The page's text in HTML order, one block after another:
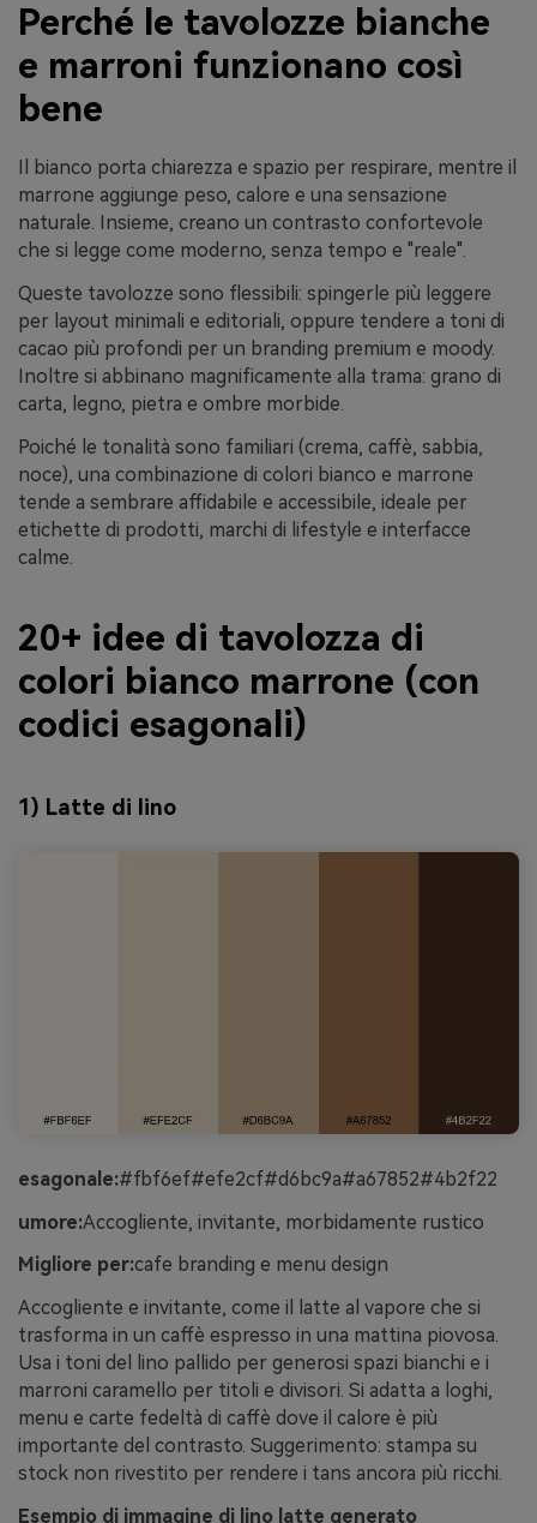
Perché le tavolozze bianche
e marroni funzionano così
bene
Il bianco porta chiarezza e spazio per respirare, mentre il
marrone aggiunge peso, calore e una sensazione
naturale. Insieme, creano un contrasto confortevole
che si legge come moderno, senza tempo e "reale".
Queste tavolozze sono flessibili: spingerle più leggere
per layout minimali e editoriali, oppure tendere a toni di
cacao più profondi per un branding premium e moody.
Inoltre si abbinano magnificamente alla trama: grano di
carta, legno, pietra e ombre morbide.
Poiché le tonalità sono familiari (crema, caffè, sabbia,
noce), una combinazione di colori bianco e marrone
tende a sembrare affidabile e accessibile, ideale per
etichette di prodotti, marchi di lifestyle e interfacce
calme.
20+ idee di tavolozza di
colori bianco marrone (con
codici esagonali)
1) Latte di lino
esagonale:#fbf6ef#efe2cf#d6bc9a#a67852#4b2f22
umore:Accogliente, invitante, morbidamente rustico
Migliore per:cafe branding e menu design
Accogliente e invitante, come il latte al vapore che si
trasforma in un caffè espresso in una mattina piovosa.
Usa i toni del lino pallido per generosi spazi bianchi e i
marroni caramello per titoli e divisori. Si adatta a loghi,
menu e carte fedeltà di caffè dove il calore è più
importante del contrasto. Suggerimento: stampa su
stock non rivestito per rendere i tans ancora più ricchi.
Esempio di immagine di lino latte generato